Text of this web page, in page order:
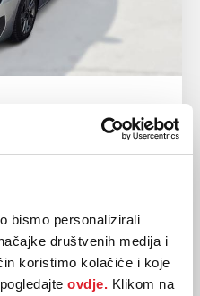
bismo personalizirali
društvenih medija i
koristimo kolačiće i koje
ovdje. Klikom na
16.890,00 EUR